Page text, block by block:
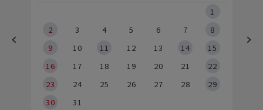
1
2
3 4 5 6 7
8
9
10 11 12 13 14
15
16
17 18 19 20 21
22
23
24 25 26 27 28
29
30
31